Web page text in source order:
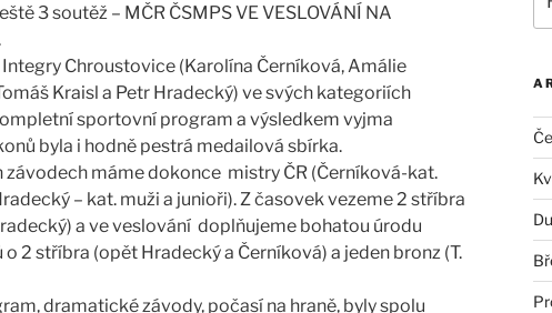
3 soutěž – MČR ČSMPS VE VESLOVÁNÍ NA
Chroustovice (Karolína Černíková, Amálie
Kraisl a Petr Hradecký) ve svých kategoriích
sportovní program a výsledkem vyjma
byla i hodně pestrá medailová sbírka.
závodech máme dokonce mistry ČR (Černíková-kat.
– kat. muži a junioři). Z časovek vezeme 2 stříbra
a ve veslování doplňujeme bohatou úrodu
2 stříbra (opět Hradecký a Černíková) a jeden bronz (T.
dramatické závody, počasí na hraně, byly spolu